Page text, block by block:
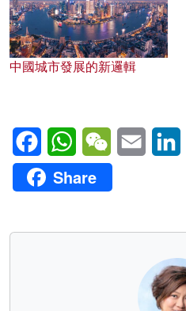
中國城市發展的新邏輯
FacebookWhatsAppWeChatEmail
Share